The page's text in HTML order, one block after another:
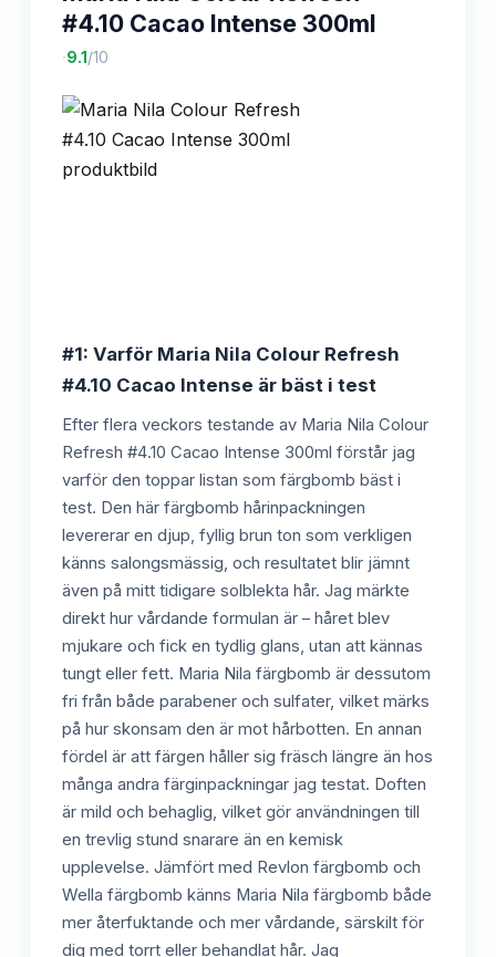
#4.10 Cacao Intense 300ml
·9.1 /10
#1: Varför Maria Nila Colour Refresh
#4.10 Cacao Intense är bäst i test
Efter flera veckors testande av Maria Nila Colour
Refresh #4.10 Cacao Intense 300ml förstår jag
varför den toppar listan som färgbomb bäst i
test. Den här färgbomb hårinpackningen
levererar en djup, fyllig brun ton som verkligen
känns salongsmässig, och resultatet blir jämnt
även på mitt tidigare solblekta hår. Jag märkte
direkt hur vårdande formulan är – håret blev
mjukare och fick en tydlig glans, utan att kännas
tungt eller fett. Maria Nila färgbomb är dessutom
fri från både parabener och sulfater, vilket märks
på hur skonsam den är mot hårbotten. En annan
fördel är att färgen håller sig fräsch längre än hos
många andra färginpackningar jag testat. Doften
är mild och behaglig, vilket gör användningen till
en trevlig stund snarare än en kemisk
upplevelse. Jämfört med Revlon färgbomb och
Wella färgbomb känns Maria Nila färgbomb både
mer återfuktande och mer vårdande, särskilt för
dig med torrt eller behandlat hår. Jag